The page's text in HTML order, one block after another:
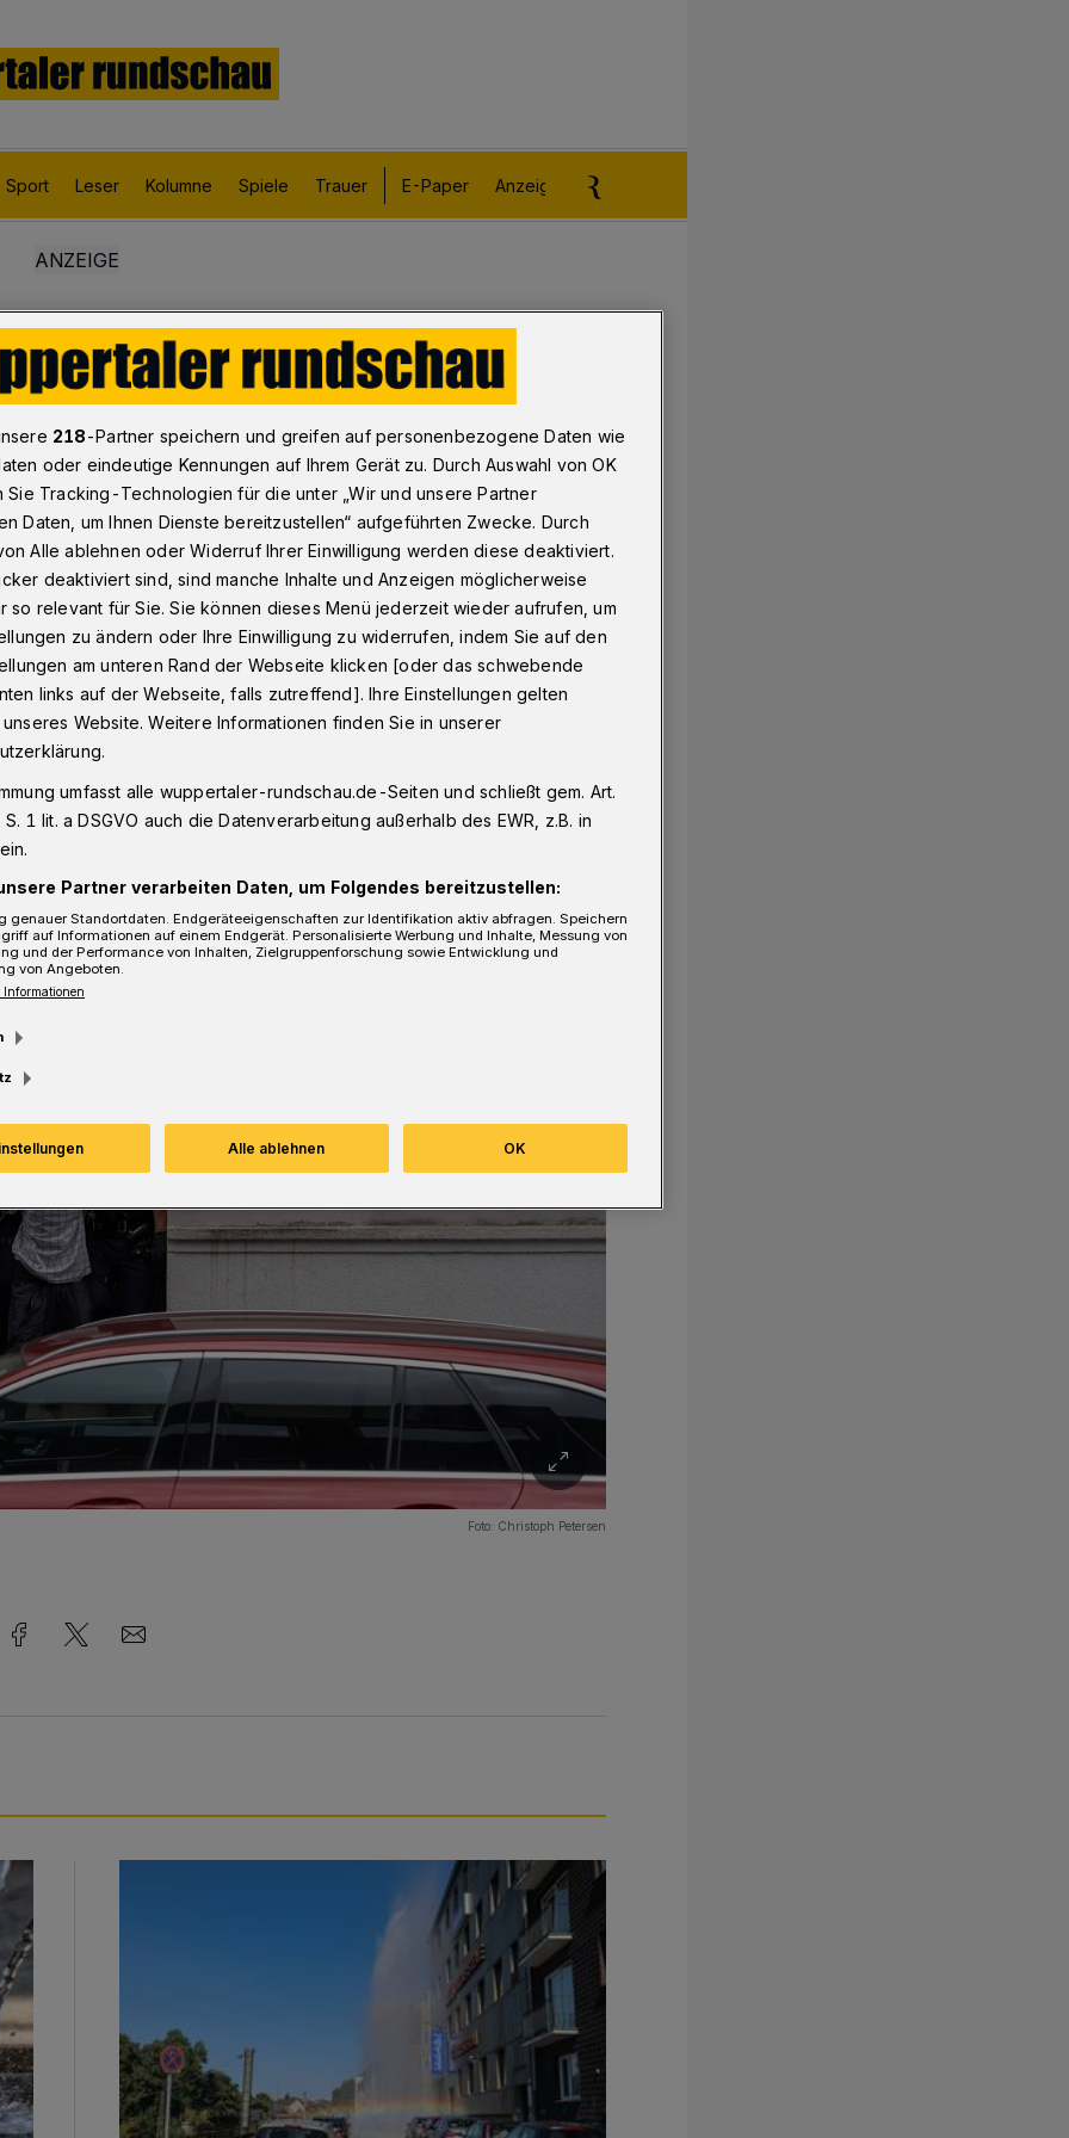
Sport Leser Kolumne Spiele Trauer E-Paper Anzeigen aufgeben
nach Drogenfund in Wuppertal
1/13
Foto: Christoph Petersen
218-Partner speichern und greifen auf personenbezogene Daten wie
oder eindeutige Kennungen auf Ihrem Gerät zu. Durch Auswahl von OK
Sie Tracking-Technologien für die unter „Wir und unsere Partner
Daten, um Ihnen Dienste bereitzustellen“ aufgeführten Zwecke. Durch
Alle ablehnen oder Widerruf Ihrer Einwilligung werden diese deaktiviert.
deaktiviert sind, sind manche Inhalte und Anzeigen möglicherweise
so relevant für Sie. Sie können dieses Menü jederzeit wieder aufrufen, um
zu ändern oder Ihre Einwilligung zu widerrufen, indem Sie auf den
am unteren Rand der Webseite klicken [oder das schwebende
links auf der Webseite, falls zutreffend]. Ihre Einstellungen gelten
Website. Weitere Informationen finden Sie in unserer
umfasst alle wuppertaler-rundschau.de-Seiten und schließt gem. Art.
1 lit. a DSGVO auch die Datenverarbeitung außerhalb des EWR, z.B. in
Partner verarbeiten Daten, um Folgendes bereitzustellen:
genauer Standortdaten. Endgeräteeigenschaften zur Identifikation aktiv abfragen. Speichern
auf Informationen auf einem Endgerät. Personalisierte Werbung und Inhalte, Messung von
und der Performance von Inhalten, Zielgruppenforschung sowie Entwicklung und
von Angeboten.
Alle ablehnen OK